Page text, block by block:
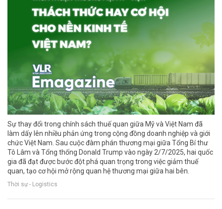
Sự thay đổi trong chính sách thuế quan giữa Mỹ và Việt Nam đã
làm dấy lên nhiều phản ứng trong cộng đồng doanh nghiệp và giới
chức Việt Nam. Sau cuộc đàm phán thương mại giữa Tổng Bí thư
Tô Lâm và Tổng thống Donald Trump vào ngày 2/7/2025, hai quốc
gia đã đạt được bước đột phá quan trọng trong việc giảm thuế
quan, tạo cơ hội mở rộng quan hệ thương mại giữa hai bên.
Thời sự - Logistics